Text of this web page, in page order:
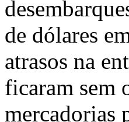
de dólares
atrasos na
ficaram sem
mercadorias